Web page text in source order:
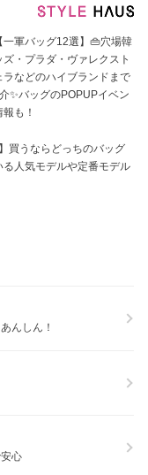
一軍バッグ12選】👜穴場韓
・プラダ・ヴァレクスト
ラなどのハイブランドまで
✨バッグのPOPUPイベン
も！
買うならどっちのバッグ
人気モデルや定番モデル
んしん！
心